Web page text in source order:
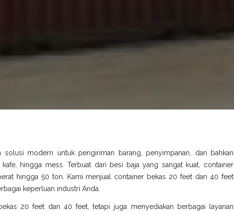
solusi modern untuk pengiriman barang, penyimpanan, dan bahkan
hingga mess. Terbuat dari besi baja yang sangat kuat, container
hingga 50 ton. Kami menjual container bekas 20 feet dan 40 feet
keperluan industri Anda.
20 feet dan 40 feet, tetapi juga menyediakan berbagai layanan